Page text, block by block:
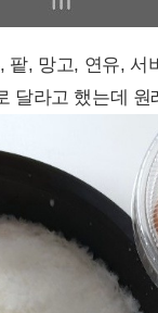
팥, 망고, 연유,
달라고 했는데